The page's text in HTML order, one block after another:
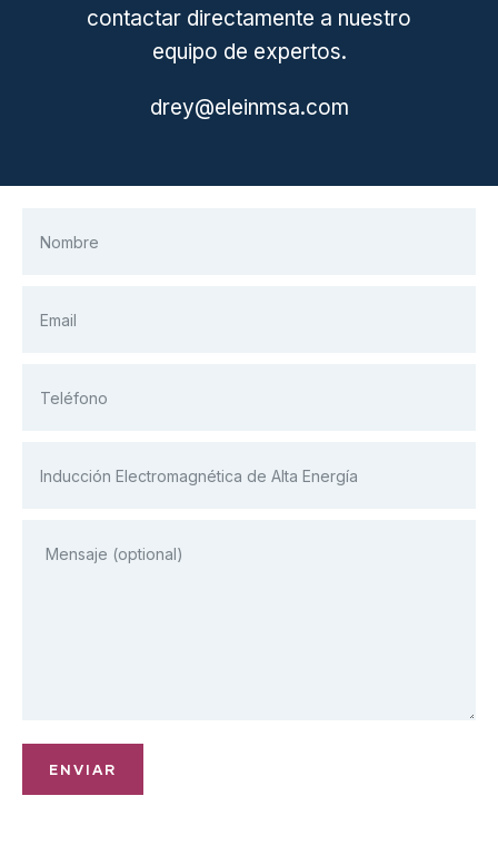
contactar directamente a nuestro
equipo de expertos.
drey@eleinmsa.com